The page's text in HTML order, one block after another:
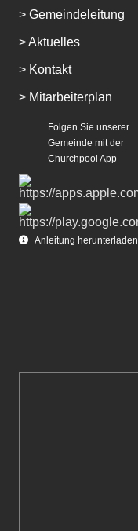
> Gemeindeleitung
> Aktuelles
> Kontakt
> Mitarbeiterplan
Folgen Sie unserer
Gemeinde mit der
Churchpool App
Anleitung herunterladen